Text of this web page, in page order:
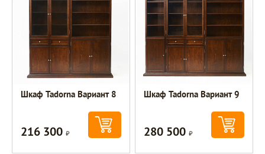
Шкаф Tadorna Вариант 8
216 300Р
Шкаф Tadorna Вариант 9
280 500Р